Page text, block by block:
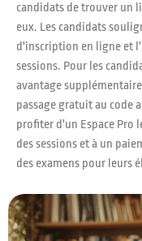
candidats de trouver un
eux. Les candidats
d'inscription en ligne et
sessions. Pour les
avantage
passage gratuit au code
profiter d'un Espace Pro
des sessions et à un
des examens pour leurs